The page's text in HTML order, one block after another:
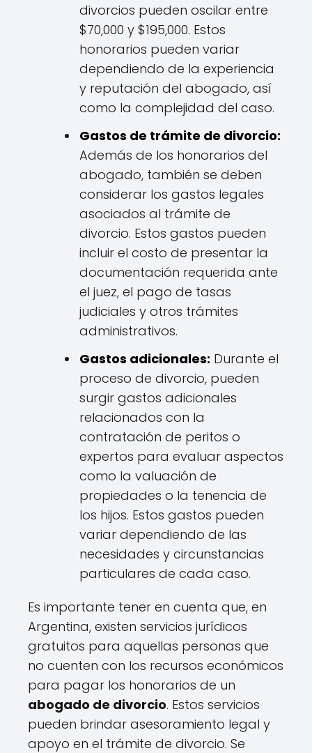
divorcios pueden oscilar entre
$70,000 y $195,000. Estos
honorarios pueden variar
dependiendo de la experiencia
y reputación del abogado, así
como la complejidad del caso.
Gastos de trámite de divorcio:
Además de los honorarios del
abogado, también se deben
considerar los gastos legales
asociados al trámite de
divorcio. Estos gastos pueden
incluir el costo de presentar la
documentación requerida ante
el juez, el pago de tasas
judiciales y otros trámites
administrativos.
Gastos adicionales: Durante el
proceso de divorcio, pueden
surgir gastos adicionales
relacionados con la
contratación de peritos o
expertos para evaluar aspectos
como la valuación de
propiedades o la tenencia de
los hijos. Estos gastos pueden
variar dependiendo de las
necesidades y circunstancias
particulares de cada caso.
Es importante tener en cuenta que, en
Argentina, existen servicios jurídicos
gratuitos para aquellas personas que
no cuenten con los recursos económicos
para pagar los honorarios de un
abogado de divorcio. Estos servicios
pueden brindar asesoramiento legal y
apoyo en el trámite de divorcio. Se